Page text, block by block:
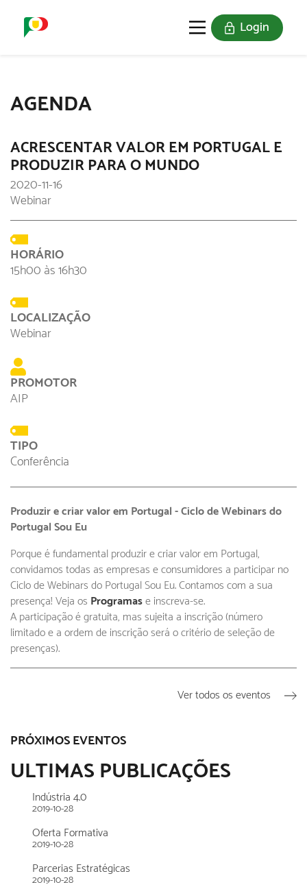
Login
AGENDA
ACRESCENTAR VALOR EM PORTUGAL E
PRODUZIR PARA O MUNDO
2020-11-16
Webinar
HORÁRIO
15h00 às 16h30
LOCALIZAÇÃO
Webinar
PROMOTOR
AIP
TIPO
Conferência
Produzir e criar valor em Portugal - Ciclo de Webinars do
Portugal Sou Eu
Porque é fundamental produzir e criar valor em Portugal,
convidamos todas as empresas e consumidores a participar no
Ciclo de Webinars do Portugal Sou Eu. Contamos com a sua
presença! Veja os Programase inscreva-se.
A participação é gratuita, mas sujeita a inscrição (número
limitado e a ordem de inscrição será o critério de seleção de
presenças).
Ver todos os eventos
PRÓXIMOS EVENTOS
ULTIMAS PUBLICAÇÕES
Indústria 4.0
2019-10-28
Oferta Formativa
2019-10-28
Parcerias Estratégicas
2019-10-28